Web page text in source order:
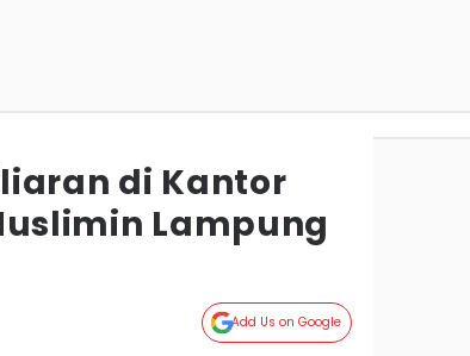
di Kantor
Lampung
Add Us on Google